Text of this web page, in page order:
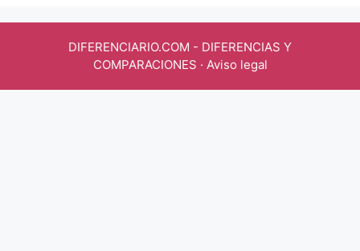
DIFERENCIARIO.COM - DIFERENCIAS Y
COMPARACIONES · Aviso legal